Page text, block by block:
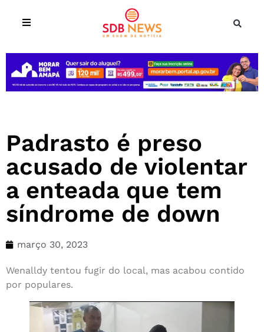
Padrasto é preso
acusado de violentar
a enteada que tem
síndrome de down
março 30, 2023
Wenalldy tentou fugir do local, mas acabou contido
por populares.